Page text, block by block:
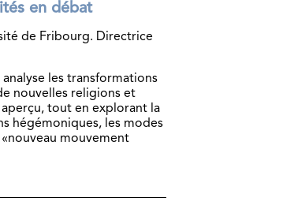
en débat
de Fribourg. Directrice
les transformations
nouvelles religions et
tout en explorant la
hégémoniques, les modes
mouvement